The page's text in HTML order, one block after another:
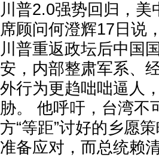
川普2.0强势回归，
席顾问何澄辉17日说
川普重返政坛后中国
安，内部整肃军系、
外行为更趋咄咄逼人
胁。 他呼吁，台湾不
方“等距”讨好的乡愿
准备应对，而总统赖